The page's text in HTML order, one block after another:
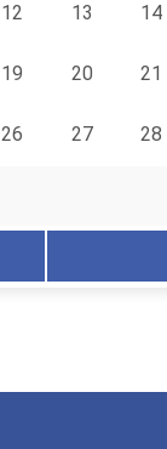
12 13 14
19 20 21
26 27 28